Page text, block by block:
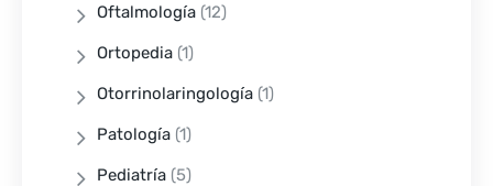
Oftalmología (12)
Ortopedia (1)
Otorrinolaringología (1)
Patología (1)
Pediatría (5)